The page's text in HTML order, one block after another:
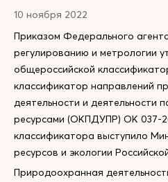
10 ноября 2022
Приказом Федерального
регулированию и метрологии
общероссийской
классификатор направлений
деятельности и деятельности
ресурсами (ОКПДУПР) ОК 037-
классификатора выступило
ресурсов и экологии
Природоохранная